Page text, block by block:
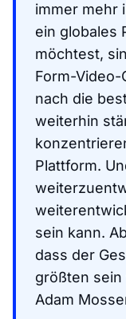
immer mehr
ein globales
möchtest,
Form-
nach die
weiterhin
Plattform.
sein kann.
dass der
größten sein
Adam